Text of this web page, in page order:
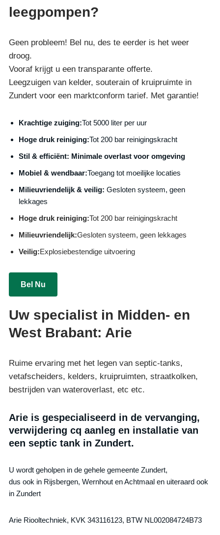
leegpompen?
Geen probleem! Bel nu, des te eerder is het weer
droog.
Vooraf krijgt u een transparante offerte.
Leegzuigen van kelder, souterain of kruipruimte in
Zundert voor een marktconform tarief. Met garantie!
Krachtige zuiging:Tot 5000 liter per uur
Hoge druk reiniging:Tot 200 bar reinigingskracht
Stil & efficiënt: Minimale overlast voor omgeving
Mobiel & wendbaar:Toegang tot moeilijke locaties
Milieuvriendelijk & veilig: Gesloten systeem, geen
lekkages
Hoge druk reiniging:Tot 200 bar reinigingskracht
Milieuvriendelijk:Gesloten systeem, geen lekkages
Veilig:Explosiebestendige uitvoering
Bel Nu
Uw specialist in Midden- en
West Brabant: Arie
Ruime ervaring met het legen van septic-tanks,
vetafscheiders, kelders, kruipruimten, straatkolken,
bestrijden van wateroverlast, etc etc.
Arie is gespecialiseerd in de vervanging,
verwijdering cq aanleg en installatie van
een septic tank in Zundert.
U wordt geholpen in de gehele gemeente Zundert,
dus ook in Rijsbergen, Wernhout en Achtmaal en uiteraard ook
in Zundert
Arie Riooltechniek, KVK 343116123, BTW NL002084724B73